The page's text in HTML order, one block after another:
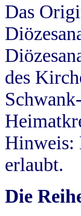
Das
des
Hinweis:
erlaubt.
Die